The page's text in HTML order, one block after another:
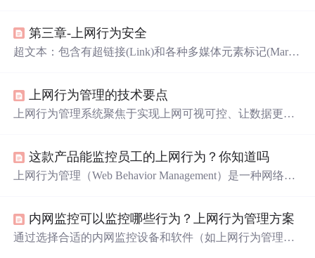
重不足，ERP、邮件、OA、视频会议等系统因为带宽问题
响 应缓慢，严重影响了工作效率。 2、传统的缓存丢包式
的 下行报...
第三章-上网行为安全
超文本：包含有超链接(Link)和各种多媒体元素标记(Marku
协议、主机和端口(默认为80)以及文件名三部分构成。HT
TP：超文本传输协议，是一种按照URL指示，将超文本文
上网行为管理的技术要点
上网行为管理系统聚焦于实现上网可视可控、让数据更有
这款产品能监控员工的上网行为？你知道吗
上网行为管理（Web Behavior Management）是一种网络安
行为。上网行为管理是对用户在互联网上的访问和活动进
行监控、分析和控制的过程，目的是保护网络安全、提高
内网监控可以监控哪些行为？上网行为管理方案
通过选择合适的内网监控设备和软件（如上网行为管理路